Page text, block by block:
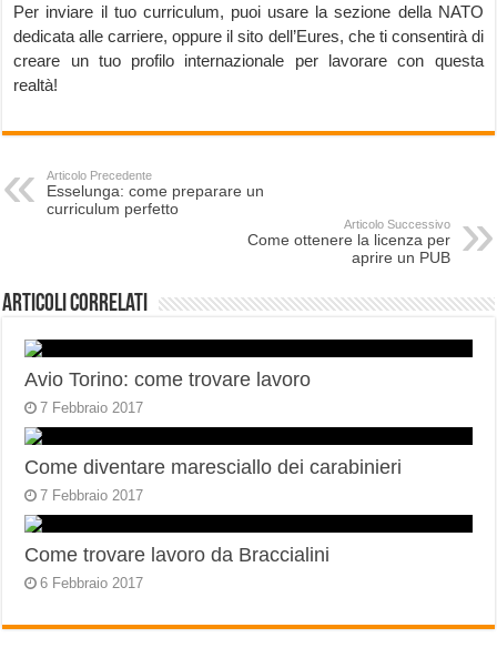
Per inviare il tuo curriculum, puoi usare la sezione della NATO
dedicata alle carriere, oppure il sito dell’Eures, che ti consentirà di
creare un tuo profilo internazionale per lavorare con questa
realtà!
Articolo Precedente
Esselunga: come preparare un
curriculum perfetto
Articolo Successivo
Come ottenere la licenza per
aprire un PUB
Articoli correlati
Avio Torino: come trovare lavoro
7 Febbraio 2017
Come diventare maresciallo dei carabinieri
7 Febbraio 2017
Come trovare lavoro da Braccialini
6 Febbraio 2017